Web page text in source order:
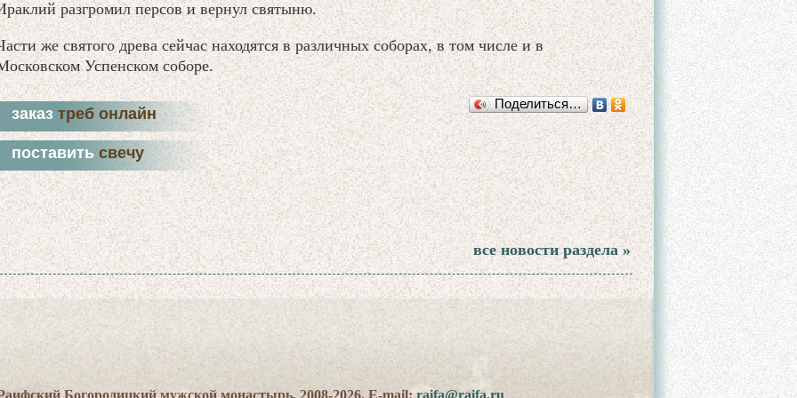
разгромил персов и вернул святыню.
же святого древа сейчас находятся в различных соборах, в том числе и в
Успенском соборе.
заказ треб онлайн
поставить свечу
Поделиться…
все новости раздела »